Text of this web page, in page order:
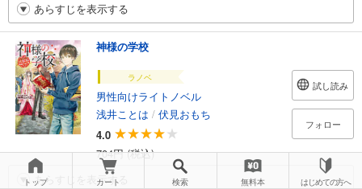
あらすじを表示する
神様の学校
ラノベ
男性向けライトノベル
浅井ことは / 伏見おもち
4.0
704円 (税込)
試し読み
フォロー
あらすじを表示する
トップ カート 検索 無料本 はじめての方へ